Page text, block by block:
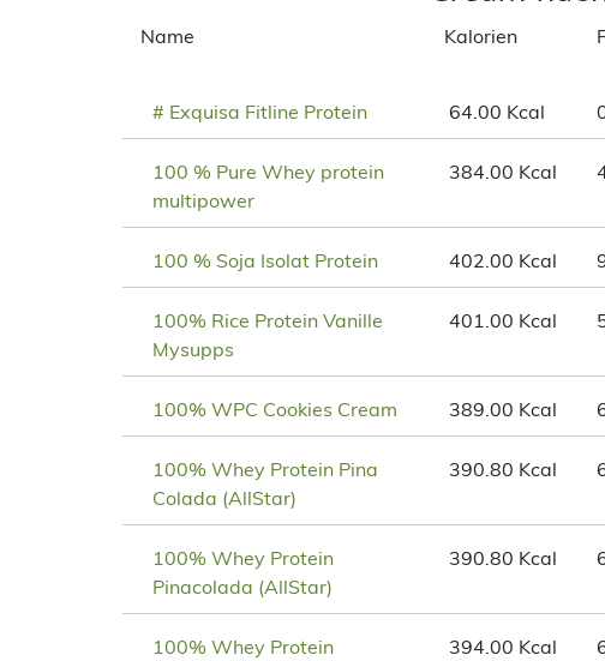
Name Kalorien
# Exquisa Fitline Protein
64.00 Kcal
100 % Pure Whey protein
multipower
384.00 Kcal
100 % Soja Isolat Protein 402.00 Kcal
100% Rice Protein Vanille
Mysupps
401.00 Kcal
100% WPC Cookies Cream 389.00 Kcal
100% Whey Protein Pina
Colada (AllStar)
390.80 Kcal
100% Whey Protein
Pinacolada (AllStar)
390.80 Kcal
100% Whey Protein 394.00 Kcal